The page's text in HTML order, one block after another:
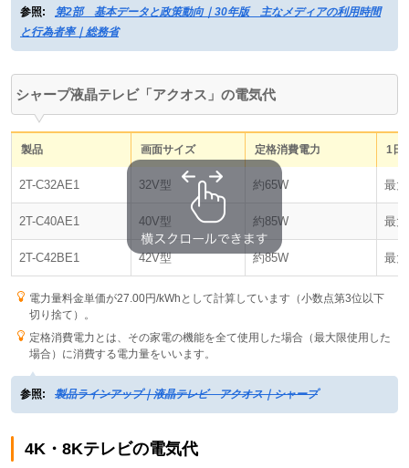
参照:
第2部 基本データと政策動向｜30年版 主なメディアの利用時間
と行為者率｜総務省
シャープ液晶テレビ「アクオス」の電気代
製品 画面サイズ 定格消費電力 1日
2T-C32AE1 32V型 約65W 最
2T-C40AE1 40V型 約85W 最
2T-C42BE1 42V型 約85W 最
電力量料金単価が27.00円/kWhとして計算しています（小数点第3位以下
切り捨て）。
定格消費電力とは、その家電の機能を全て使用した場合（最大限使用した
場合）に消費する電力量をいいます。
参照: 製品ラインアップ｜液晶テレビ アクオス｜シャープ
4K・8Kテレビの電気代